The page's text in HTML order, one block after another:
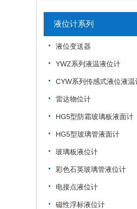
液位计系列
液位变送器
YWZ系列液温液位计
CYW系列传感式液位液温
雷达物位计
HG5型防霜玻璃板液面计
HG5型玻璃管液面计
玻璃板液位计
彩色石英玻璃管液位计
电接点液位计
磁性浮标液位计